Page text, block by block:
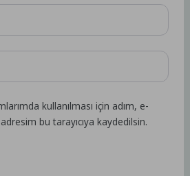
kullanılması için adım, e-
bu tarayıcıya kaydedilsin.